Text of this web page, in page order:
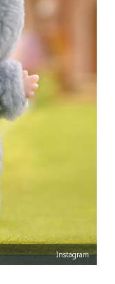
Instagram